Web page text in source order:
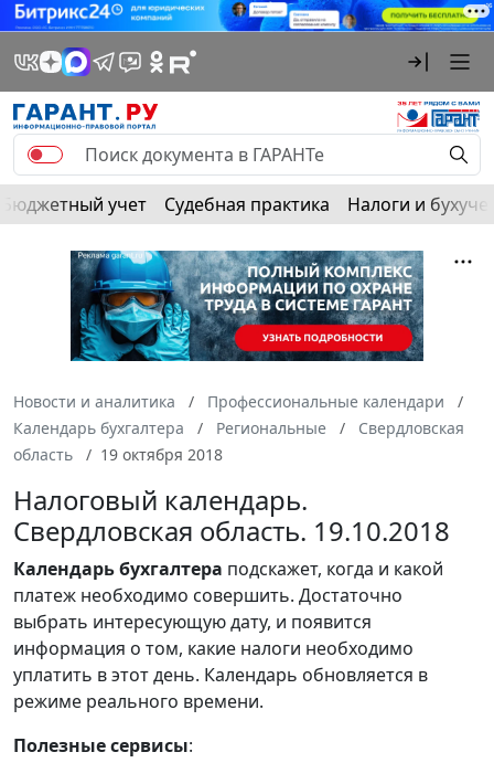
Бюджетный учет Судебная практика Налоги и
Новости и аналитика
Профессиональные календари
Календарь бухгалтера
Региональные
Свердловская
область
19 октября 2018
Налоговый календарь.
Свердловская область. 19.10.2018
Календарьбухгалтера подскажет, когда и какой
платеж необходимо совершить. Достаточно
выбрать интересующую дату, и появится
информация о том, какие налоги необходимо
уплатить в этот день. Календарь обновляется в
режиме реального времени.
Полезные сервисы: